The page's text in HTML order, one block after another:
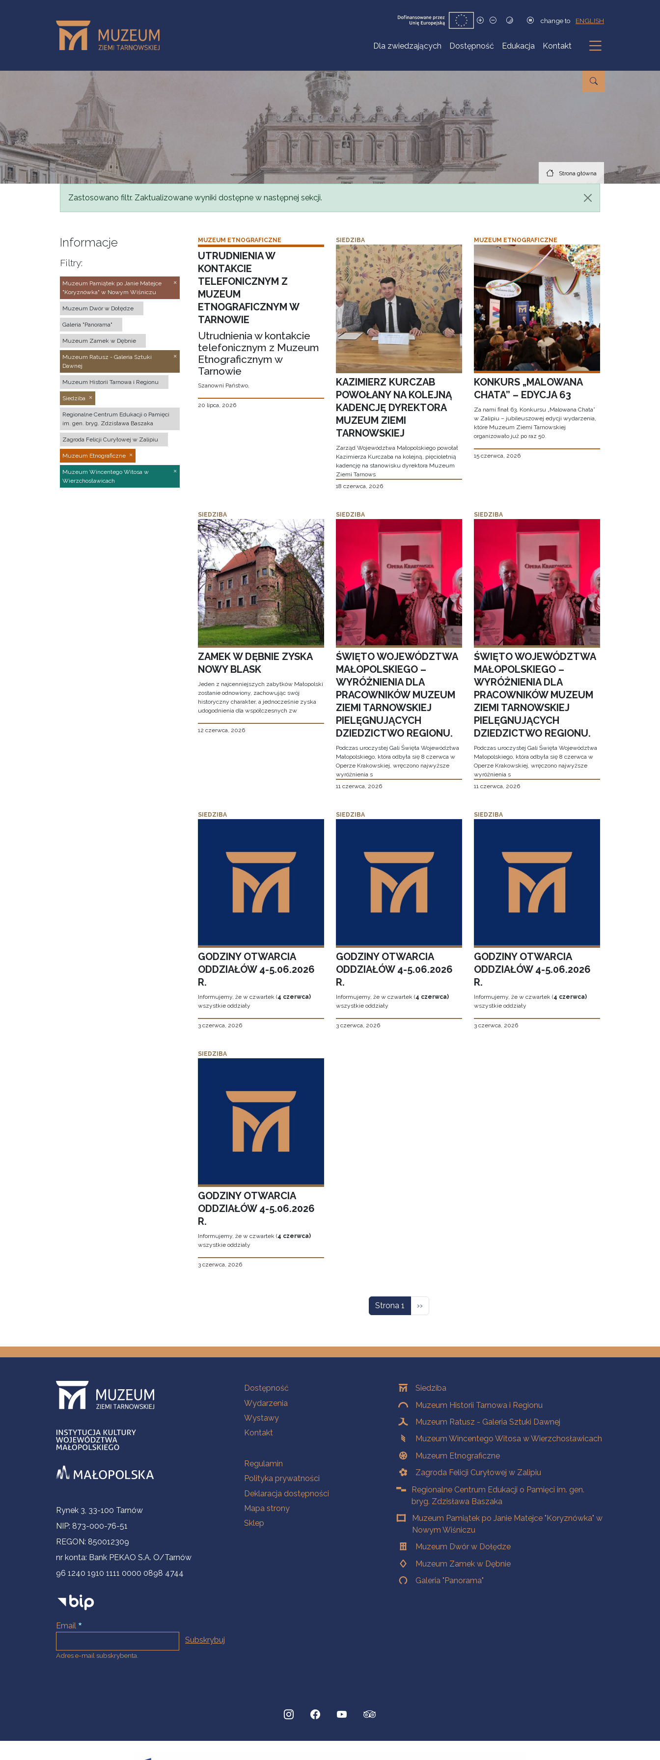
change to ENGLISH
Dla zwiedzających Dostępność Edukacja Kontakt
Podmenu
Strona główna
Komunikat
Zastosowano filtr. Zaktualizowane wyniki dostępne w następnej sekcji.
Informacje
Filtry:
Muzeum Pamiątek po Janie Matejce
"Koryznówka" w Nowym Wiśniczu
Muzeum Dwór w Dołędze
Galeria "Panorama"
Muzeum Zamek w Dębnie
Muzeum Ratusz - Galeria Sztuki
Dawnej
Muzeum Historii Tarnowa i Regionu
Siedziba
Regionalne Centrum Edukacji o Pamięci
im. gen. bryg. Zdzisława Baszaka
Zagroda Felicji Curyłowej w Zalipiu
Muzeum Etnograficzne
Muzeum Wincentego Witosa w
Wierzchosławicach
MUZEUM ETNOGRAFICZNE
UTRUDNIENIA W
KONTAKCIE
TELEFONICZNYM Z
MUZEUM
ETNOGRAFICZNYM W
TARNOWIE
Utrudnienia w kontakcie
telefonicznym z Muzeum
Etnograficznym w
Tarnowie
Szanowni Państwo,
20 lipca, 2026
SIEDZIBA
KAZIMIERZ KURCZAB
POWOŁANY NA KOLEJNĄ
KADENCJĘ DYREKTORA
MUZEUM ZIEMI
TARNOWSKIEJ
Zarząd Województwa Małopolskiego powołał
Kazimierza Kurczaba na kolejną, pięcioletnią
kadencję na stanowisku dyrektora Muzeum
Ziemi Tarnows
18 czerwca, 2026
MUZEUM ETNOGRAFICZNE
KONKURS „MALOWANA
CHATA” – EDYCJA 63
Za nami finał 63. Konkursu „Malowana Chata”
w Zalipiu – jubileuszowej edycji wydarzenia,
które Muzeum Ziemi Tarnowskiej
organizowało już po raz 50.
15 czerwca, 2026
SIEDZIBA
ZAMEK W DĘBNIE ZYSKA
NOWY BLASK
Jeden z najcenniejszych zabytków Małopolski
zostanie odnowiony, zachowując swój
historyczny charakter, a jednocześnie zyska
udogodnienia dla współczesnych zw
12 czerwca, 2026
SIEDZIBA
ŚWIĘTO WOJEWÓDZTWA
MAŁOPOLSKIEGO –
WYRÓŻNIENIA DLA
PRACOWNIKÓW MUZEUM
ZIEMI TARNOWSKIEJ
PIELĘGNUJĄCYCH
DZIEDZICTWO REGIONU.
Podczas uroczystej Gali Święta Województwa
Małopolskiego, która odbyła się 8 czerwca w
Operze Krakowskiej, wręczono najwyższe
wyróżnienia s
11 czerwca, 2026
SIEDZIBA
ŚWIĘTO WOJEWÓDZTWA
MAŁOPOLSKIEGO –
WYRÓŻNIENIA DLA
PRACOWNIKÓW MUZEUM
ZIEMI TARNOWSKIEJ
PIELĘGNUJĄCYCH
DZIEDZICTWO REGIONU.
Podczas uroczystej Gali Święta Województwa
Małopolskiego, która odbyła się 8 czerwca w
Operze Krakowskiej, wręczono najwyższe
wyróżnienia s
11 czerwca, 2026
SIEDZIBA
GODZINY OTWARCIA
ODDZIAŁÓW 4-5.06.2026
R.
Informujemy, że w czwartek (4 czerwca)
wszystkie oddziały
3 czerwca, 2026
SIEDZIBA
GODZINY OTWARCIA
ODDZIAŁÓW 4-5.06.2026
R.
Informujemy, że w czwartek (4 czerwca)
wszystkie oddziały
3 czerwca, 2026
SIEDZIBA
GODZINY OTWARCIA
ODDZIAŁÓW 4-5.06.2026
R.
Informujemy, że w czwartek (4 czerwca)
wszystkie oddziały
3 czerwca, 2026
SIEDZIBA
GODZINY OTWARCIA
ODDZIAŁÓW 4-5.06.2026
R.
Informujemy, że w czwartek (4 czerwca)
wszystkie oddziały
3 czerwca, 2026
Strona 1 Następna strona
››
Informacje kontaktowe
Rynek 3, 33-100 Tarnów
NIP: 873-000-76-51
REGON: 850012309
nr konta: Bank PEKAO S.A. O/Tarnów
96 1240 1910 1111 0000 0898 4744
Email
Adres e-mail subskrybenta.
Na skróty
Dostępność
Wydarzenia
Wystawy
Kontakt
Na skróty
Regulamin
Polityka prywatności
Deklaracja dostępności
Mapa strony
Sklep
OddziałySiedziba
Muzeum Historii Tarnowa i Regionu
Muzeum Ratusz - Galeria Sztuki Dawnej
Muzeum Wincentego Witosa w Wierzchosławicach
Muzeum Etnograficzne
Zagroda Felicji Curyłowej w Zalipiu
Regionalne Centrum Edukacji o Pamięci im. gen.
bryg. Zdzisława Baszaka
Muzeum Pamiątek po Janie Matejce "Koryznówka" w
Nowym Wiśniczu
Muzeum Dwór w Dołędze
Muzeum Zamek w Dębnie
Galeria "Panorama"